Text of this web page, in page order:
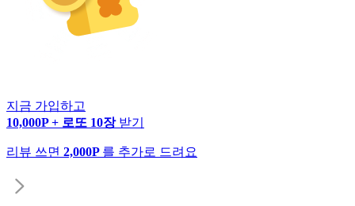
지금 가입하고
10,000P + 로또 10장 받기
리뷰 쓰면 2,000P 를 추가로 드려요